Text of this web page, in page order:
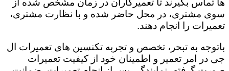
سوی مشتری، در محل حاضر شده و با نظارت مشتری،
تعمیرات را انجام دهند.
باتوجه به تبحر، تخصص و تجربه تکنسین های تعمیرات ال
جی در امر تعمیر و اطمینان خود از کیفیت تعمیرات